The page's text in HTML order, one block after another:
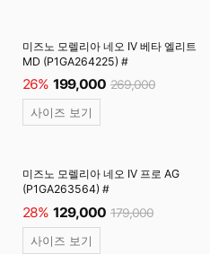
미즈노 모렐리아 네오 IV 베타 엘리트
MD (P1GA264225) #
26% 199,000 269,000
사이즈 보기
미즈노 모렐리아 네오 IV 프로 AG
(P1GA263564) #
28% 129,000 179,000
사이즈 보기